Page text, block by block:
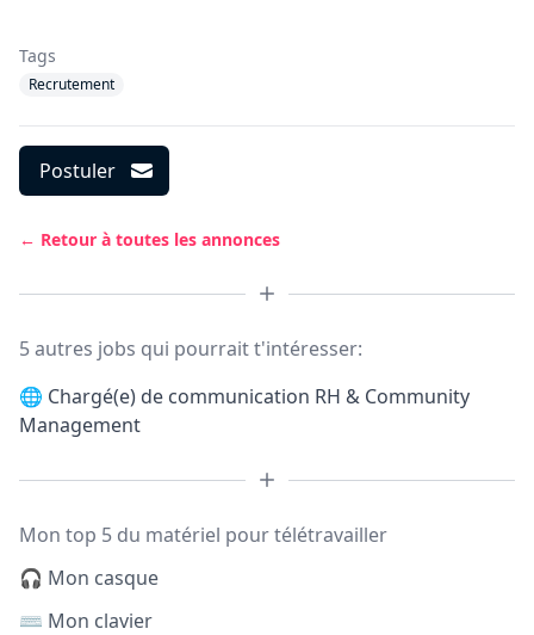
Tags
Recrutement
Postuler
← Retour à toutes les annonces
5 autres jobs qui pourrait t'intéresser:
🌐 Chargé(e) de communication RH & Community
Management
Mon top 5 du matériel pour télétravailler
🎧 Mon casque
⌨️ Mon clavier